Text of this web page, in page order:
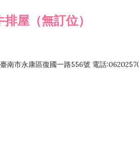
屋（無訂位）
南市永康區復國一路556號 電話